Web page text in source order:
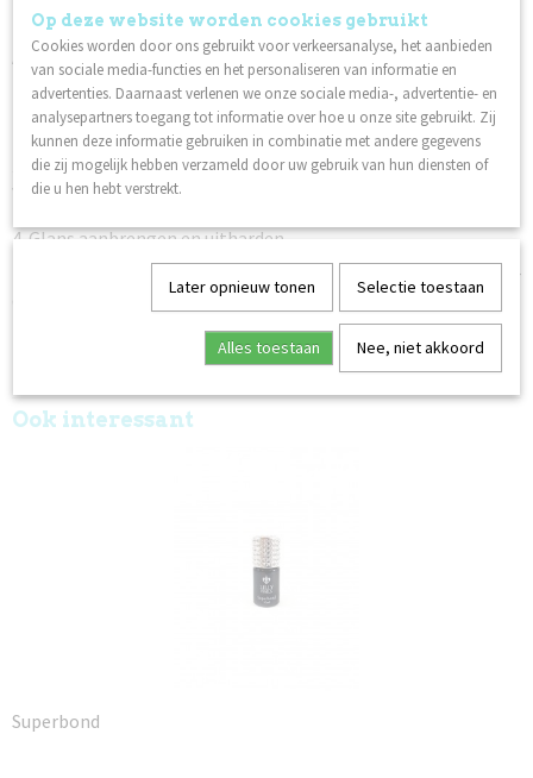
87263
Netto gewicht
0,01 Kg
Omschrijving
Applicatie:
1. Zwarte gel/gelpolish als basis aanbrengen en uitharden.
2. Meng Halo Powder in heldere gel (basis/top aanbrengen) en
breng aan op de nagel.
3. Plaats de halo-magneet over of op de nagelzijde voor
verschillende effecten. Hard de nagel direct uit als je tevreden
4. Glans aanbrengen en uitharden.
Tip: Halo Powder is ook leuk om als kleur toe te voegen zonder
de werking van de magneet.
UV/LED-lamp 40 seconden.
Ook interessant
Superbond
Op deze website worden cookies gebruikt
Cookies worden door ons gebruikt voor verkeersanalyse, het aanbieden
van sociale media-functies en het personaliseren van informatie en
advertenties. Daarnaast verlenen we onze sociale media-, advertentie- en
analysepartners toegang tot informatie over hoe u onze site gebruikt. Zij
kunnen deze informatie gebruiken in combinatie met andere gegevens
die zij mogelijk hebben verzameld door uw gebruik van hun diensten of
die u hen hebt verstrekt.
Later opnieuw tonen Selectie toestaan
Alles toestaan Nee, niet akkoord